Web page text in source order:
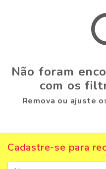
Não foram
com os
Remova ou ajuste
Cadastre-se para